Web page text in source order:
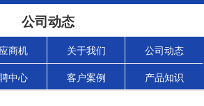
公司动态
商机 关于我们 公司动态
中心 客户案例 产品知识